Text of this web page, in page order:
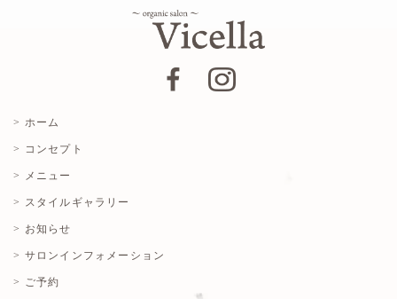
> ホーム
> コンセプト
> メニュー
> スタイルギャラリー
> お知らせ
> サロンインフォメーション
> ご予約